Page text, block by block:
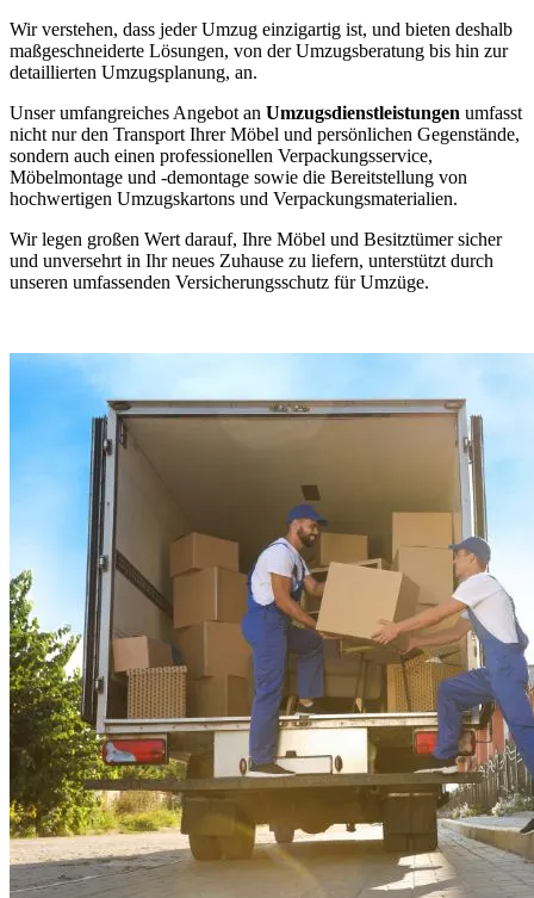
Wir verstehen, dass jeder Umzug einzigartig ist, und bieten deshalb
maßgeschneiderte Lösungen, von der Umzugsberatung bis hin zur
detaillierten Umzugsplanung, an.
Unser umfangreiches Angebot an Umzugsdienstleistungen umfasst
nicht nur den Transport Ihrer Möbel und persönlichen Gegenstände,
sondern auch einen professionellen Verpackungsservice,
Möbelmontage und -demontage sowie die Bereitstellung von
hochwertigen Umzugskartons und Verpackungsmaterialien.
Wir legen großen Wert darauf, Ihre Möbel und Besitztümer sicher
und unversehrt in Ihr neues Zuhause zu liefern, unterstützt durch
unseren umfassenden Versicherungsschutz für Umzüge.